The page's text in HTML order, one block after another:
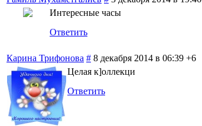
Интересные часы
Ответить
Карина Трифонова # 8 декабря 2014 в 06:39 +6
Целая к]оллекци
Ответить